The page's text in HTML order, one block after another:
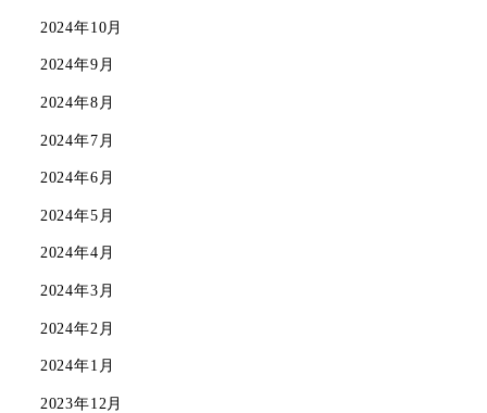
2024年10月
2024年9月
2024年8月
2024年7月
2024年6月
2024年5月
2024年4月
2024年3月
2024年2月
2024年1月
2023年12月